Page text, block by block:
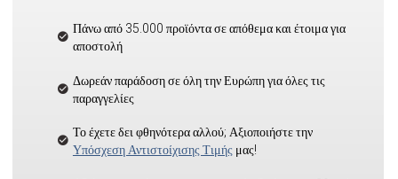
Πάνω από 35.000 προϊόντα σε απόθεμα και έτοιμα για
αποστολή
Δωρεάν παράδοση σε όλη την Ευρώπη για όλες τις
παραγγελίες
Το έχετε δει φθηνότερα αλλού; Αξιοποιήστε την
Υπόσχεση Αντιστοίχισης Τιμής μας!